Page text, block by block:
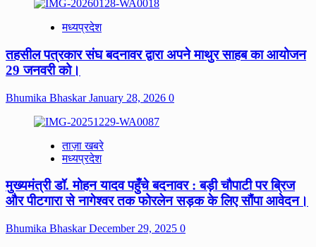
मध्यप्रदेश
तहसील पत्रकार संघ बदनावर द्वारा अपने माथुर साहब का आयोजन
29 जनवरी को।
Bhumika BhaskarJanuary 28, 2026 0
ताज़ा खबरे
मध्यप्रदेश
मुख्यमंत्री डॉ. मोहन यादव पहुँचे बदनावर : बड़ी चौपाटी पर ब्रिज
और पीटगारा से नागेश्वर तक फोरलेन सड़क के लिए सौंपा आवेदन।
Bhumika BhaskarDecember 29, 2025 0